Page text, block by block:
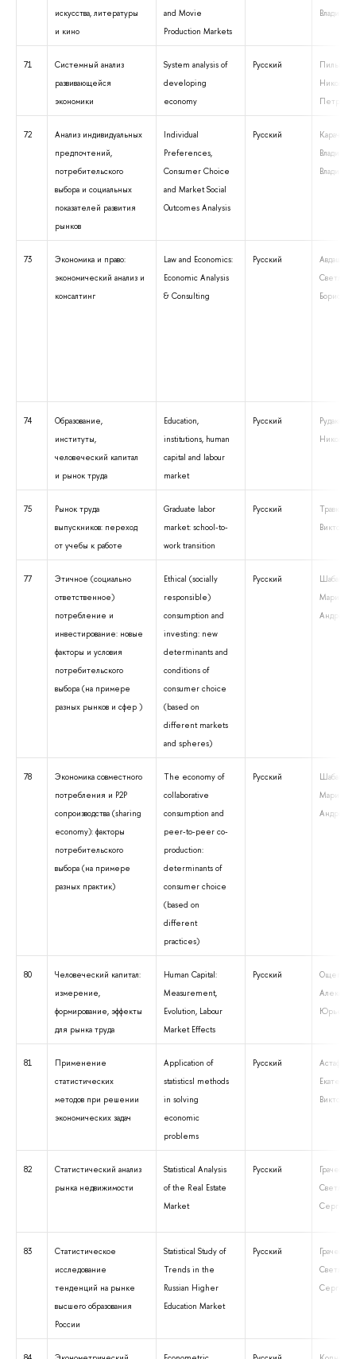
искусства, литературы
и кино
and Movie
Production Markets
71
Системный анализ
развивающейся
экономики
System analysis of
developing
economy
Русский
Пильник
Николай
Петрович
72
Анализ индивидуальных
предпочтений,
потребительского
выбора и социальных
показателей развития
рынков
Individual
Preferences,
Consumer Choice
and Market Social
Outcomes Analysis
Русский
Владимир
73
Экономика и право:
экономический анализ и
консалтинг
Law and Economics:
Economic Analysis
& Consulting
Русский
Авдашева
Светлана
Борисовна
74
Образование,
институты,
человеческий капитал
и рынок труда
Education,
institutions, human
capital and labour
market
Русский
Рудаков
75
Рынок труда
выпускников: переход
от учебы к работе
Graduate labor
market: school-to-
work transition
Русский
Травкин
77
Этичное (социально
ответственное)
потребление и
инвестирование: новые
факторы и условия
потребительского
выбора (на примере
разных рынков и сфер )
Ethical (socially
responsible)
consumption and
investing: new
determinants and
conditions of
consumer choice
(based on
different markets
and spheres)
Русский
Шабанова
Марина
78
Экономика совместного
потребления и Р2Р
сопроизводства (sharing
economy): факторы
потребительского
выбора (на примере
разных практик)
The economy of
collaborative
consumption and
peer-to-peer co-
production:
determinants of
consumer choice
(based on
different
practices)
Русский
Шабанова
Марина
80
Человеческий капитал:
измерение,
формирование, эффекты
для рынка труда
Human Capital:
Measurement,
Evolution, Labour
Market Effects
Русский
Ощепков
Алексей
Юрьевич
81
Применение
статистических
методов при решении
экономических задач
Application of
statisticsl methods
in solving
economic
problems
Русский
Астафьева
82
Статистический анализ
рынка недвижимости
Statistical Analysis
of the Real Estate
Market
Русский
Грачева
Светлана
83
Статистическое
исследование
тенденций на рынке
высшего образования
России
Statistical Study of
Trends in the
Russian Higher
Education Market
Русский
Грачева
Светлана